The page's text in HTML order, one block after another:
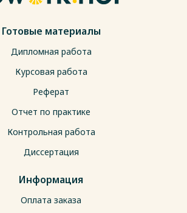
Готовые материалы
Дипломная работа
Курсовая работа
Реферат
Отчет по практике
Контрольная работа
Диссертация
Информация
Оплата заказа